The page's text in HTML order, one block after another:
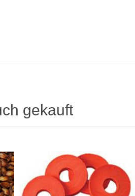
gekauft